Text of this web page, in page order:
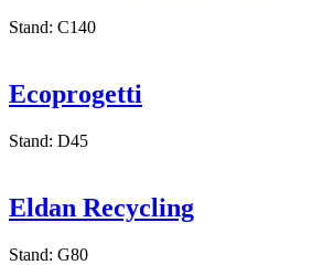
Stand: C140
Ecoprogetti
Stand: D45
Eldan Recycling
Stand: G80